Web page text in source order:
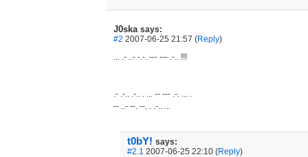
J0ska says:
#2 2007-06-25 21:57 (Reply)
... .- ..- -.-. --- --- .-.. !!!
.- .-.. .-.. . ... -- --- .-. ... .
-- ..- --. --. . .-.. ...
t0bY! says:
#2.1 2007-06-25 22:10 (Reply)